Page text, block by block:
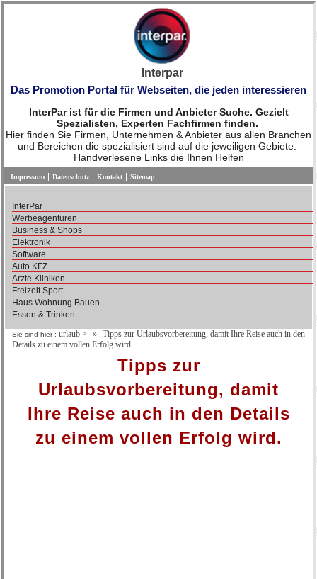
Interpar
Das Promotion Portal für Webseiten, die jeden interessieren
InterPar ist für die Firmen und Anbieter Suche. Gezielt
Spezialisten, Experten Fachfirmen finden.
Hier finden Sie Firmen, Unternehmen & Anbieter aus allen Branchen
und Bereichen die spezialisiert sind auf die jeweiligen Gebiete.
Handverlesene Links die Ihnen Helfen
Impressum Datenschutz Kontakt Sitemap
InterPar
Werbeagenturen
Business & Shops
Elektronik
Software
Auto KFZ
Ärzte Kliniken
Freizeit Sport
Haus Wohnung Bauen
Essen & Trinken
Sie sind hier : urlaub >
Tipps zur Urlaubsvorbereitung, damit Ihre Reise auch in den
Details zu einem vollen Erfolg wird.
Tipps zur
Urlaubsvorbereitung, damit
Ihre Reise auch in den Details
zu einem vollen Erfolg wird.